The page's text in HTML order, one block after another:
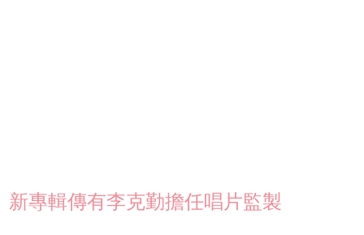
新專輯傳有李克勤擔任唱片監製